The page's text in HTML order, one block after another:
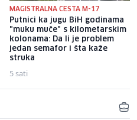
MAGISTRALNA CESTA M-17
Putnici ka jugu BiH godinama
"muku muče" s kilometarskim
kolonama: Da li je problem
jedan semafor i šta kaže
struka
5 sati